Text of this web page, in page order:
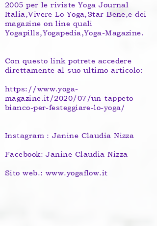
2005 per le riviste Yoga Journal
Italia,Vivere Lo Yoga,Star Bene,e dei
magazine on line quali
Yogapills,Yogapedia,Yoga-Magazine.
Con questo link potrete accedere
direttamente al suo ultimo articolo:
https://www.yoga-
magazine.it/2020/07/un-tappeto-
bianco-per-festeggiare-lo-yoga/
Instagram : Janine Claudia Nizza
Facebook: Janine Claudia Nizza
Sito web.: www.yogaflow.it